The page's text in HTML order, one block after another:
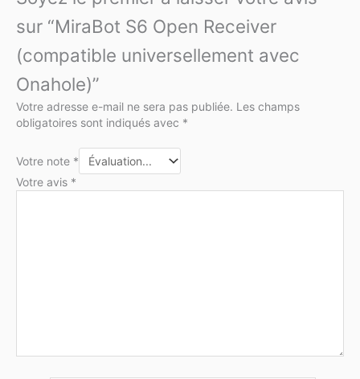
sur “MiraBot S6 Open Receiver
(compatible universellement avec
Onahole)”
Votre adresse e-mail ne sera pas publiée. Les champs
obligatoires sont indiqués avec *
Votre note *
Votre avis *